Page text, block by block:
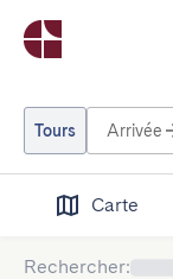
Tours Arrivée
Carte
Rechercher: